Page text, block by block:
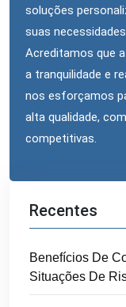
soluções
suas
Acreditamos que
a tranquilidade e
nos esforçamos
alta qualidade,
competitivas.
Recentes
Benefícios De
Situações De